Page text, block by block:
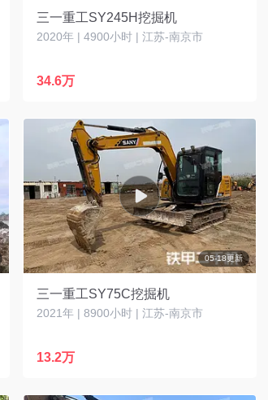
三一重工SY245H挖掘机
2020年 | 4900小时 | 江苏-南京市
34.6万
05-18更新
三一重工SY75C挖掘机
2021年 | 8900小时 | 江苏-南京市
13.2万